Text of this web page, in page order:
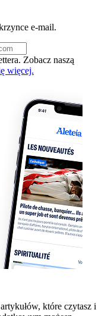
e-mail.
Zobacz naszą
więcej.
artykułów, które czytasz i